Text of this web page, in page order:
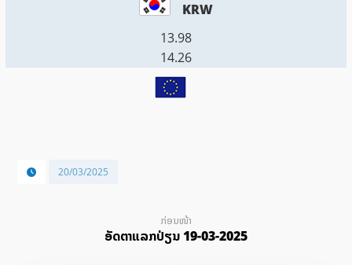
KRW
13.98
14.26
20/03/2025
ກ່ອນໜ້າ
ອັດ​ຕາ​ແລກ​ປ່ຽນ 19-03-2025